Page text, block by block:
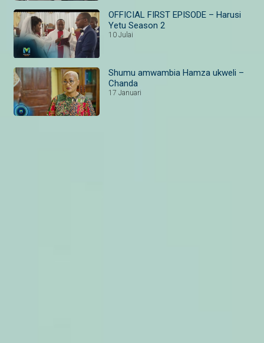
OFFICIAL FIRST EPISODE – Harusi
Yetu Season 2
10 Julai
Shumu amwambia Hamza ukweli –
Chanda
17 Januari